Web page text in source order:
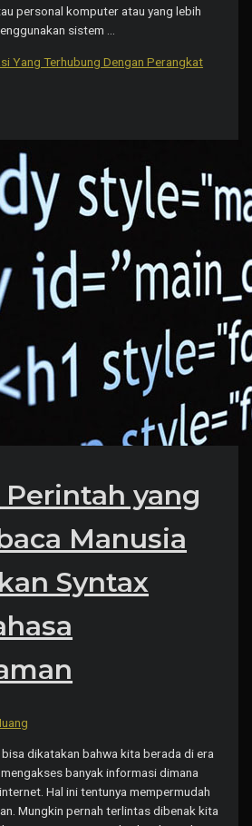
personal komputer atau yang lebih
sistem …
Yang Terhubung Dengan Perangkat
Perintah yang
Manusia
Syntax
dikatakan bahwa kita berada di era
banyak informasi dimana
Hal ini tentunya mempermudah
Mungkin pernah terlintas dibenak kita